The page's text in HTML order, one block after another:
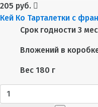
205 руб.
Кей Ко Тарталетки с
Срок годности 3
Вложений в
Вес 180 г